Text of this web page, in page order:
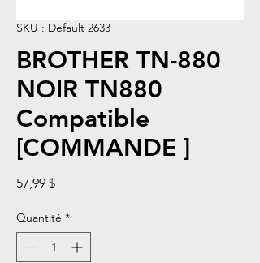
SKU : Default 2633
BROTHER TN-880
NOIR TN880
Compatible
[COMMANDE ]
57,99 $Prix
Quantité *